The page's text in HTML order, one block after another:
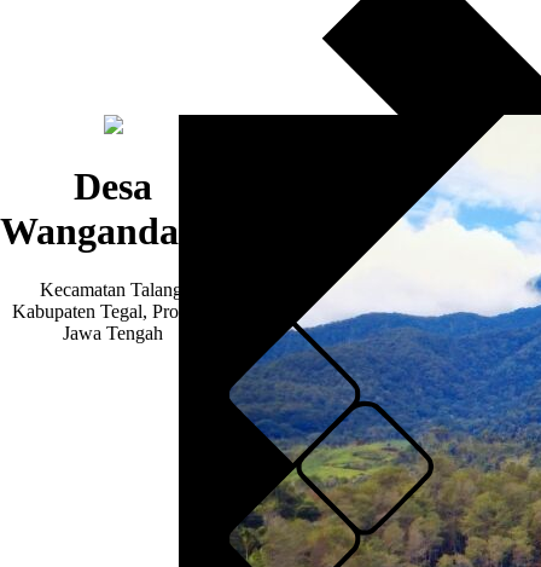
Desa
Wangandawa
Kecamatan Talang,
Kabupaten Tegal, Provinsi
Jawa Tengah